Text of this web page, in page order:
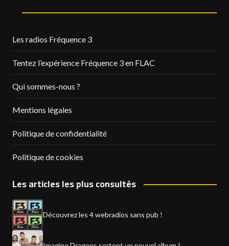
Les radios Fréquence 3
Tentez l’expérience Fréquence 3 en FLAC
Qui sommes-nous ?
Mentions légales
Politique de confidentialité
Politique de cookies
Les articles les plus consultés
Découvrez les 4 webradios sans pub !